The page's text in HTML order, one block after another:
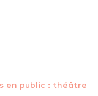
en public : théâtre